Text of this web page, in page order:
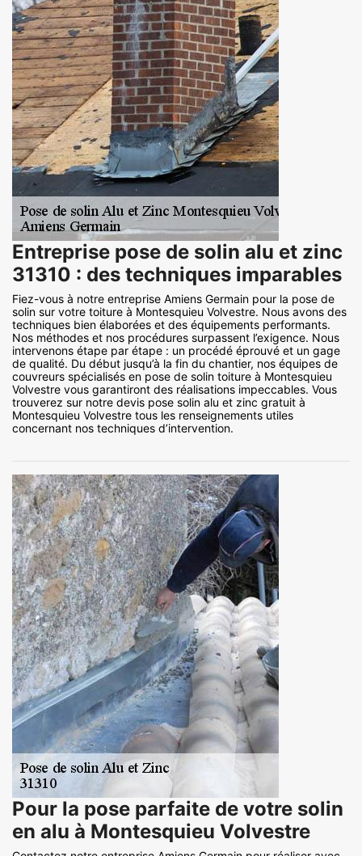
Entreprise pose de solin alu et zinc
31310 : des techniques imparables
Fiez-vous à notre entreprise Amiens Germain pour la pose de
solin sur votre toiture à Montesquieu Volvestre. Nous avons des
techniques bien élaborées et des équipements performants.
Nos méthodes et nos procédures surpassent l’exigence. Nous
intervenons étape par étape : un procédé éprouvé et un gage
de qualité. Du début jusqu’à la fin du chantier, nos équipes de
couvreurs spécialisés en pose de solin toiture à Montesquieu
Volvestre vous garantiront des réalisations impeccables. Vous
trouverez sur notre devis pose solin alu et zinc gratuit à
Montesquieu Volvestre tous les renseignements utiles
concernant nos techniques d’intervention.
Pour la pose parfaite de votre solin
en alu à Montesquieu Volvestre